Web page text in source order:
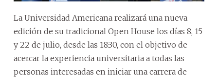
La Universidad Americana realizará una nueva
edición de su tradicional Open House los días 8, 15
y 22 de julio, desde las 18:30, con el objetivo de
acercar la experiencia universitaria a todas las
personas interesadas en iniciar una carrera de